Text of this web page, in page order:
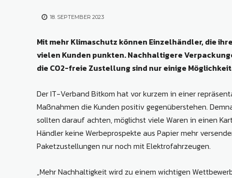
18. SEPTEMBER 2023
Mit mehr Klimaschutz können Einzelhändler, die
vielen Kunden punkten. Nachhaltigere
die CO2-freie Zustellung sind nur einige
Der IT-Verband Bitkom hat vor kurzem in einer
Maßnahmen die Kunden positiv gegenüberstehen.
sollten darauf achten, möglichst viele Waren in einen
Händler keine Werbeprospekte aus Papier mehr
Paketzustellungen nur noch mit Elektrofahrzeugen.
„Mehr Nachhaltigkeit wird zu einem wichtigen